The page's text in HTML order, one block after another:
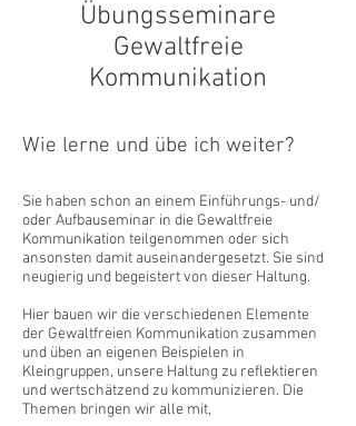
Übungsseminare
Gewaltfreie
Kommunikation
Wie lerne und übe ich weiter?
Sie haben schon an einem Einführungs- und/
oder Aufbauseminar in die Gewaltfreie
Kommunikation teilgenommen oder sich
ansonsten damit auseinandergesetzt. Sie sind
neugierig und begeistert von dieser Haltung.
Hier bauen wir die verschiedenen Elemente
der Gewaltfreien Kommunikation zusammen
und üben an eigenen Beispielen in
Kleingruppen, unsere Haltung zu reflektieren
und wertschätzend zu kommunizieren. Die
Themen bringen wir alle mit,